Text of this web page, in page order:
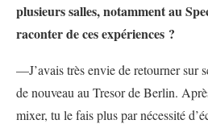
plusieurs salles, notamment au
raconter de ces expériences ?
—J’avais très envie de retourner sur
de nouveau au Tresor de Berlin.
mixer, tu le fais plus par nécessité